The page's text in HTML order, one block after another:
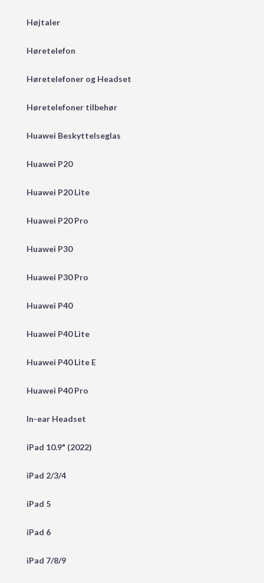
Højtaler
Høretelefon
Høretelefoner og Headset
Høretelefoner tilbehør
Huawei Beskyttelseglas
Huawei P20
Huawei P20 Lite
Huawei P20 Pro
Huawei P30
Huawei P30 Pro
Huawei P40
Huawei P40 Lite
Huawei P40 Lite E
Huawei P40 Pro
In-ear Headset
iPad 10.9" (2022)
iPad 2/3/4
iPad 5
iPad 6
iPad 7/8/9